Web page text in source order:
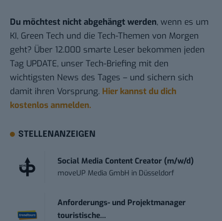
Du möchtest nicht abgehängt werden, wenn es um
KI, Green Tech und die Tech-Themen von Morgen
geht? Über 12.000 smarte Leser bekommen jeden
Tag UPDATE, unser Tech-Briefing mit den
wichtigsten News des Tages – und sichern sich
damit ihren Vorsprung. Hier kannst du dich
kostenlos anmelden.
STELLENANZEIGEN
Social Media Content Creator (m/w/d)
moveUP Media GmbH in Düsseldorf
Anforderungs- und Projektmanager
touristische...